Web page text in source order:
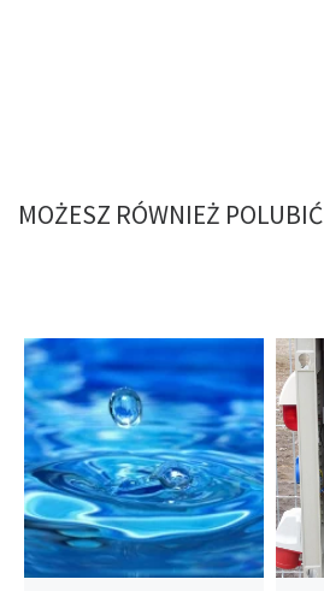
MOŻESZ RÓWNIEŻ POLUBIĆ